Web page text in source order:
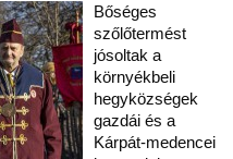
Bőséges
szőlőtermést
jósoltak a
környékbeli
hegyközségek
gazdái és a
Kárpát-medencei